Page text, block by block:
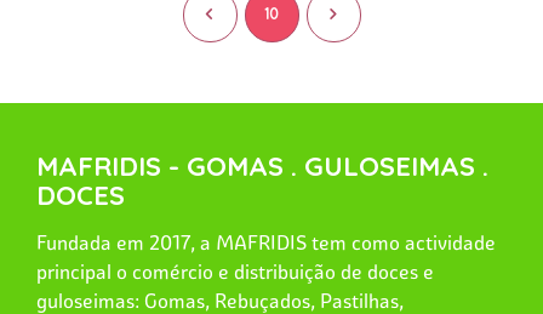
< 10 >
MAFRIDIS - GOMAS . GULOSEIMAS .
DOCES
Fundada em 2017, a MAFRIDIS tem como actividade
principal o comércio e distribuição de doces e
guloseimas: Gomas, Rebuçados, Pastilhas,